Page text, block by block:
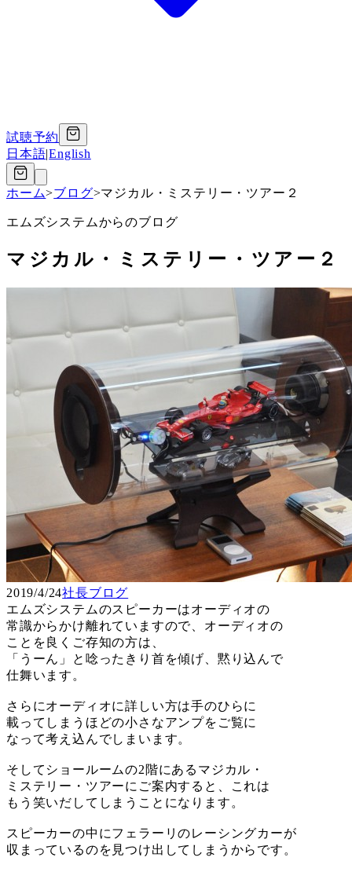
試聴予約
日本語|English
ホーム>ブログ>マジカル・ミステリー・ツアー２
エムズシステムからのブログ
マジカル・ミステリー・ツアー２
2019/4/24社長ブログ
エムズシステムのスピーカーはオーディオの
常識からかけ離れていますので、オーディオの
ことを良くご存知の方は、
「うーん」と唸ったきり首を傾げ、黙り込んで
仕舞います。
さらにオーディオに詳しい方は手のひらに
載ってしまうほどの小さなアンプをご覧に
なって考え込んでしまいます。
そしてショールームの2階にあるマジカル・
ミステリー・ツアーにご案内すると、これは
もう笑いだしてしまうことになります。
スピーカーの中にフェラーリのレーシングカーが
収まっているのを見つけ出してしまうからです。